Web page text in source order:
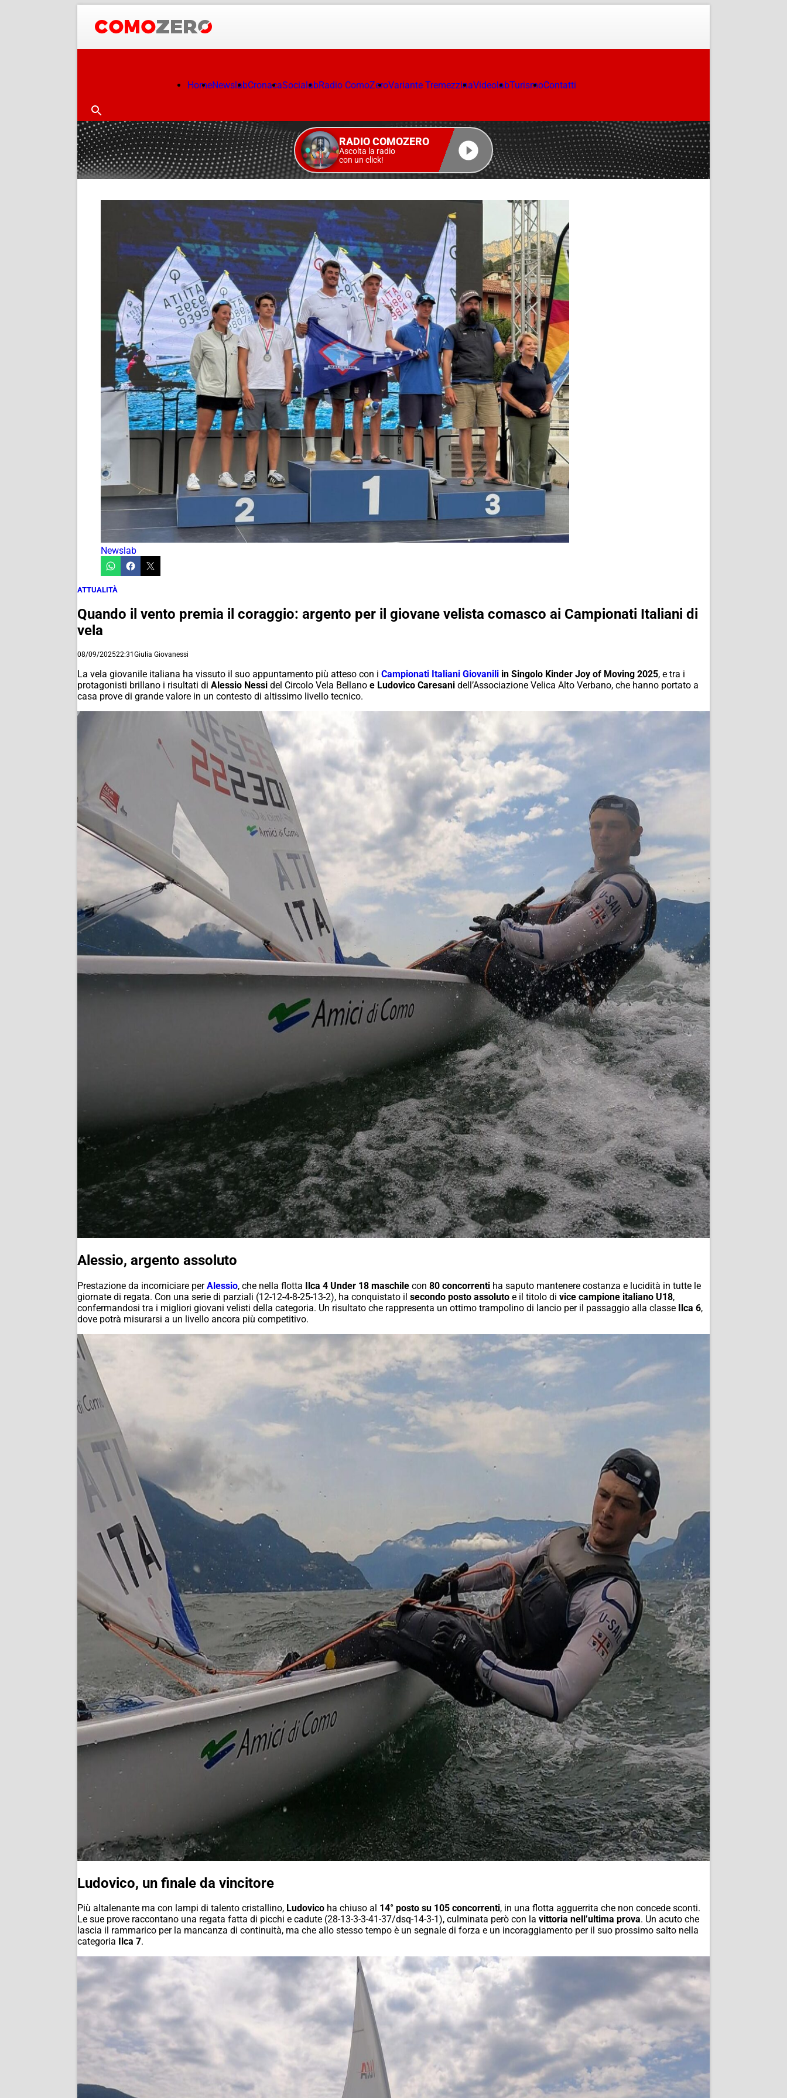
HomeNewslabCronacaSocialabRadio ComoZeroVariante TremezzinaVideolabTurismoContatti
RADIO COMOZERO
Ascolta la radio
con un click!
Newslab
ATTUALITÀ
Quando il vento premia il coraggio: argento per il giovane velista comasco ai Campionati Italiani di
vela
08/09/202522:31Giulia Giovanessi
La vela giovanile italiana ha vissuto il suo appuntamento più atteso con i Campionati Italiani Giovanili in Singolo Kinder Joy of Moving 2025, e tra i
protagonisti brillano i risultati di Alessio Nessi del Circolo Vela Bellano e Ludovico Caresani dell’Associazione Velica Alto Verbano, che hanno portato a
casa prove di grande valore in un contesto di altissimo livello tecnico.
Alessio, argento assoluto
Prestazione da incorniciare perAlessio, che nella flotta Ilca 4 Under 18 maschile con 80 concorrenti ha saputo mantenere costanza e lucidità in tutte le
giornate di regata. Con una serie di parziali (12-12-4-8-25-13-2), ha conquistato il secondo posto assoluto e il titolo di vice campione italiano U18,
confermandosi tra i migliori giovani velisti della categoria. Un risultato che rappresenta un ottimo trampolino di lancio per il passaggio alla classe Ilca 6,
dove potrà misurarsi a un livello ancora più competitivo.
Ludovico, un finale da vincitore
Più altalenante ma con lampi di talento cristallino, Ludovico ha chiuso al 14° posto su 105 concorrenti, in una flotta agguerrita che non concede sconti.
Le sue prove raccontano una regata fatta di picchi e cadute (28-13-3-3-41-37/dsq-14-3-1), culminata però con la vittoria nell’ultima prova. Un acuto che
lascia il rammarico per la mancanza di continuità, ma che allo stesso tempo è un segnale di forza e un incoraggiamento per il suo prossimo salto nella
categoria
Ilca 7.